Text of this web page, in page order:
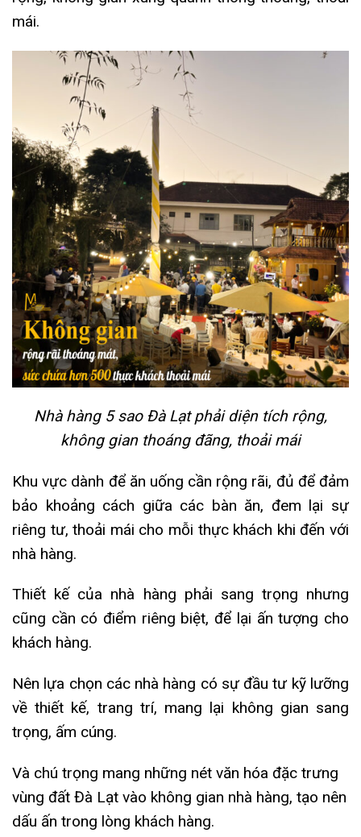
mái.
Nhà hàng 5 sao Đà Lạt phải diện tích rộng,
không gian thoáng đãng, thoải mái
Khu vực dành để ăn uống cần rộng rãi, đủ để đảm
bảo khoảng cách giữa các bàn ăn, đem lại sự
riêng tư, thoải mái cho mỗi thực khách khi đến với
nhà hàng.
Thiết kế của nhà hàng phải sang trọng nhưng
cũng cần có điểm riêng biệt, để lại ấn tượng cho
khách hàng.
Nên lựa chọn các nhà hàng có sự đầu tư kỹ lưỡng
về thiết kế, trang trí, mang lại không gian sang
trọng, ấm cúng.
Và chú trọng mang những nét văn hóa đặc trưng
vùng đất Đà Lạt vào không gian nhà hàng, tạo nên
dấu ấn trong lòng khách hàng.